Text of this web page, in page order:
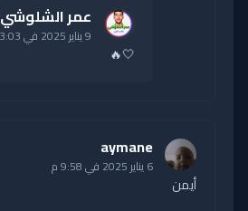
عمر الشلوشي
9 يناير 2025 في 3:03 م
🤍🔥
aymane
6 يناير 2025 في 9:58 م
أيمن